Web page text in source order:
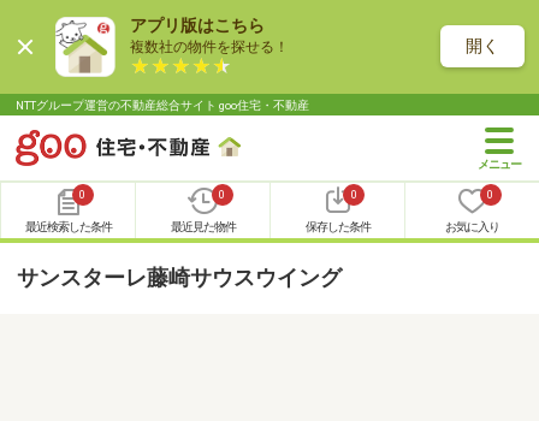
アプリ版はこちら
複数社の物件を探せる！ 開く
NTTグループ運営の不動産総合サイト goo住宅・不動産
0
最近検索した条件
0
最近見た物件
0
保存した条件
0
お気に入り
サンスターレ藤崎サウスウイング